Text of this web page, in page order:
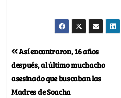
Así encontraron, 16 años
después, al último muchacho
asesinado que buscaban las
Madres de Soacha